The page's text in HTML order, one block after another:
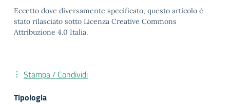
Eccetto dove diversamente specificato, questo articolo è
stato rilasciato sotto Licenza Creative Commons
Attribuzione 4.0 Italia.
Stampa / Condividi
Tipologia